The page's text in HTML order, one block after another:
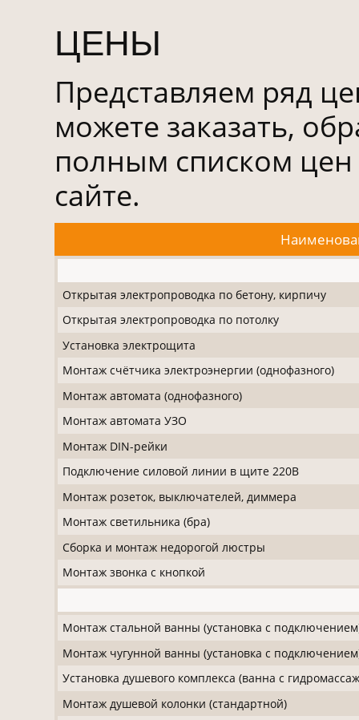
ЦЕНЫ
Представляем ряд
можете заказать,
полным списком
сайте.
Открытая электропроводка по бетону, кирпичу
Открытая электропроводка по потолку
Установка электрощита
Монтаж счётчика электроэнергии (однофазного)
Монтаж автомата (однофазного)
Монтаж автомата УЗО
Монтаж DIN-рейки
Подключение силовой линии в щите 220В
Монтаж розеток, выключателей, диммера
Монтаж светильника (бра)
Сборка и монтаж недорогой люстры
Монтаж звонка с кнопкой
Монтаж стальной ванны (установка с
Монтаж чугунной ванны (установка с
Установка душевого комплекса (ванна с
Монтаж душевой колонки (стандартной)